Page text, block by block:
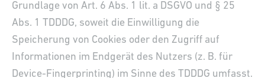
Grundlage von Art. 6 Abs. 1 lit. a DSGVO und § 25
Abs. 1 TDDDG, soweit die Einwilligung die
Speicherung von Cookies oder den Zugriff auf
Informationen im Endgerät des Nutzers (z. B. für
Device-Fingerprinting) im Sinne des TDDDG umfasst.